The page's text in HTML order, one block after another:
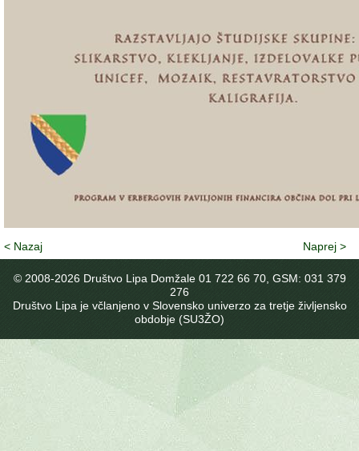
< Nazaj Naprej >
© 2008-2026 Društvo Lipa Domžale 01 722 66 70, GSM: 031 379
276
Društvo Lipa je včlanjeno v Slovensko univerzo za tretje življensko
obdobje (SU3ŽO)